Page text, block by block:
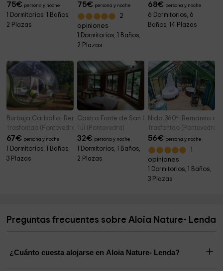
75€ persona y noche
1 Dormitorios, 1 Baños,
2 Plazas
75€ persona y noche
2
opiniones
1 Dormitorios, 1 Baños,
2 Plazas
68€ persona y noche
6 Dormitorios, 6
Baños, 14 Plazas
Burbuja Carballo- Remanso de Trasfontao
Trasfontao (Pontevedra)
67€ persona y noche
1 Dormitorios, 1 Baños,
3 Plazas
Castro Fonte de San Celtic House
Tui (Pontevedra)
32€ persona y noche
1 Dormitorios, 1 Baños,
2 Plazas
Nido 360º- Remanso
Trasfontao (Pontevedra)
56€ persona y noche
opiniones
1 Dormitorios, 1 Baños,
3 Plazas
Preguntas frecuentes sobre Aloia Nature- Lenda
¿Cuánto cuesta alojarse en Aloia Nature- Lenda?